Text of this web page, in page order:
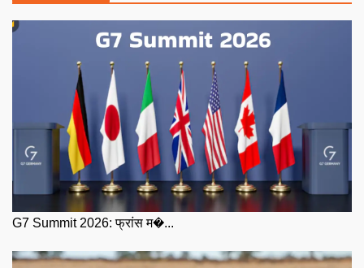
G7 Summit 2026: फ्रांस म�...